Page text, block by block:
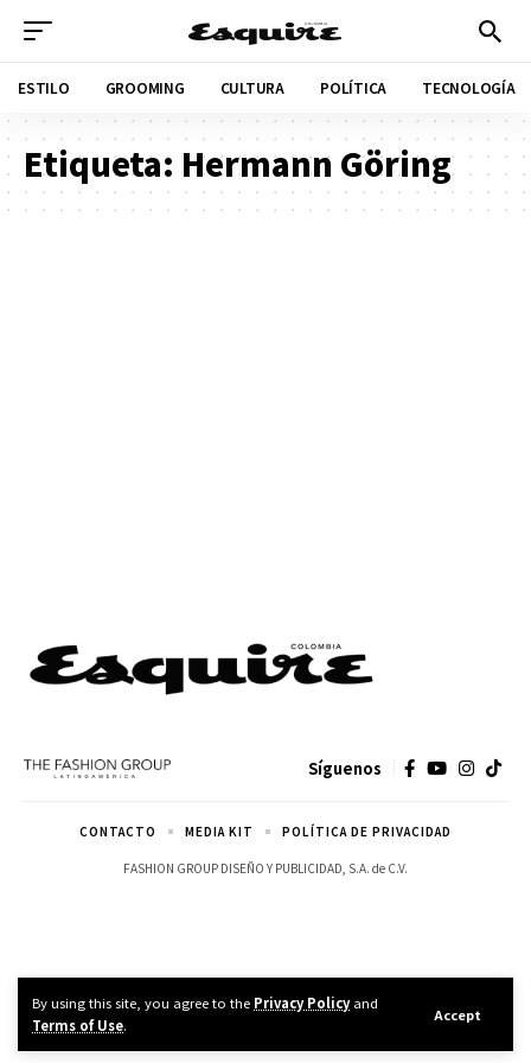
By using this site, you agree to the Privacy Policyand
Terms of Use.
Accept
ESTILO GROOMING CULTURA POLÍTICA TECNOLOGÍA
Etiqueta: Hermann Göring
Síguenos
FASHION GROUP DISEÑO Y PUBLICIDAD, S.A. de C.V.
CONTACTO MEDIA KIT POLÍTICA DE PRIVACIDAD